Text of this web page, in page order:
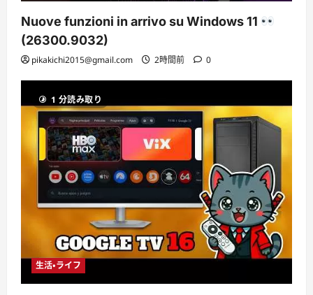
Nuove funzioni in arrivo su Windows 11
(26300.9032)
pikakichi2015@gmail.com 2時間前 0
1 分読み取り
生活・ライフ